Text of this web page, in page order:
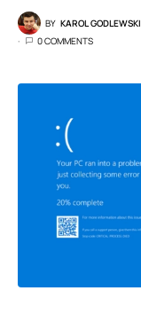
BY KAROL GODLEWSKI
0 COMMENTS